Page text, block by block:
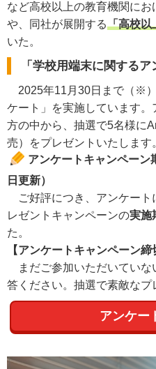
など高校以上の教育機関に
や、同社が展開する「高校以
いた。
「学校用端末に関する
2025年11月30日まで（※
ケート」を実施しています
方の中から、抽選で5名様に
売）をプレゼントいたします
アンケートキャンペーン
日更新）
ご好評につき、アンケート
レゼントキャンペーンの実施
た。
【アンケートキャンペーン
まだご参加いただいていな
答ください。抽選で素敵なプ
アンケー